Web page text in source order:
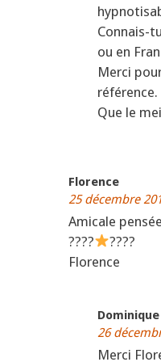
Connais-
ou en
Merci
référence.
Que le
Florence
25 décembre
Amicale
????
????
Florence
Dominique
26
Merci